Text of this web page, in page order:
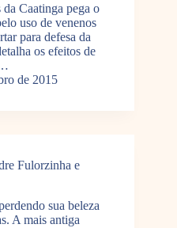
Caatinga pega o
uso de venenos
para defesa da
os efeitos de
de 2015
Fulorzinha e
sua beleza
A mais antiga